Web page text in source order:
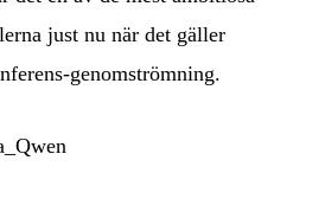
just nu när det gäller
genomströmning.